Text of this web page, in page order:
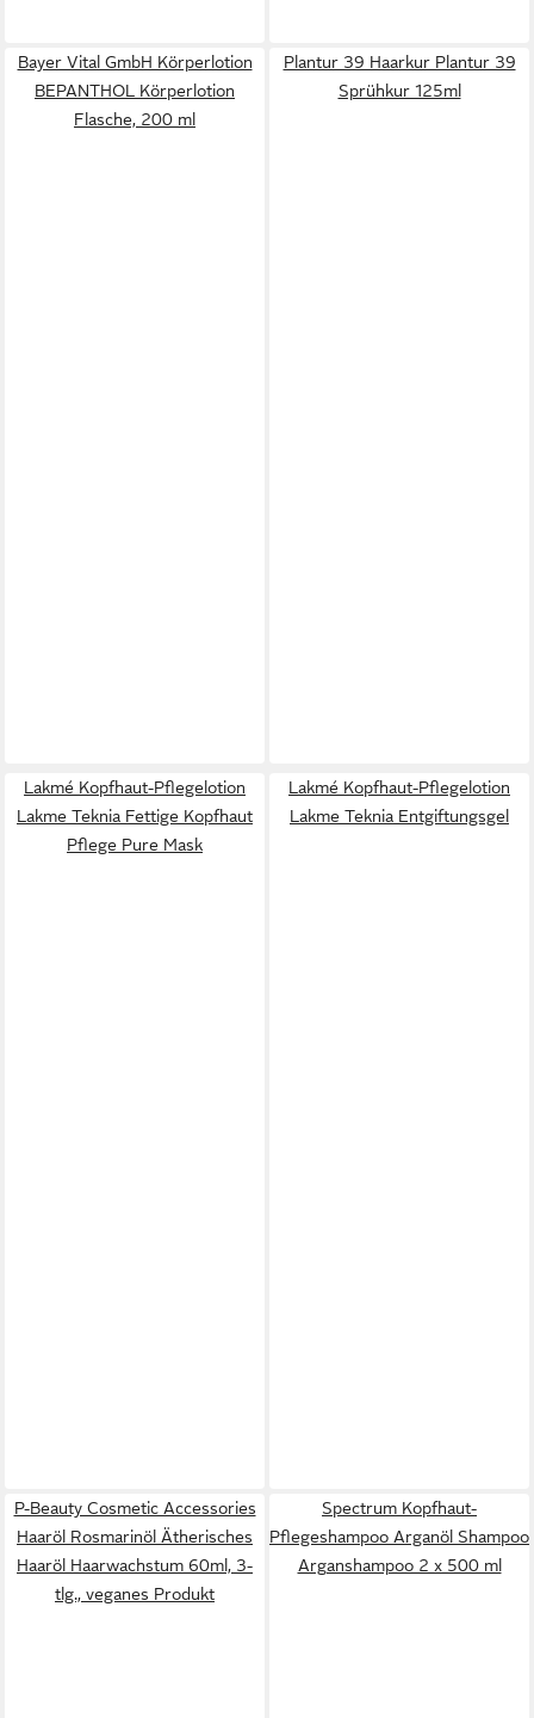
Bayer Vital GmbH Körperlotion
BEPANTHOL Körperlotion
Flasche, 200 ml
Plantur 39 Haarkur Plantur 39
Sprühkur 125ml
Lakmé Kopfhaut-Pflegelotion
Lakme Teknia Fettige Kopfhaut
Pflege Pure Mask
Lakmé Kopfhaut-Pflegelotion
Lakme Teknia Entgiftungsgel
P-Beauty Cosmetic Accessories
Haaröl Rosmarinöl Ätherisches
Haaröl Haarwachstum 60ml, 3-
tlg., veganes Produkt
Spectrum Kopfhaut-
Pflegeshampoo Arganöl Shampoo
Arganshampoo 2 x 500 ml